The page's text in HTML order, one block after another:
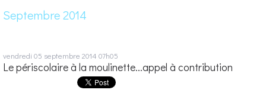
Septembre 2014
vendredi 05 septembre 2014 07h05
Le périscolaire à la moulinette...appel à contribution